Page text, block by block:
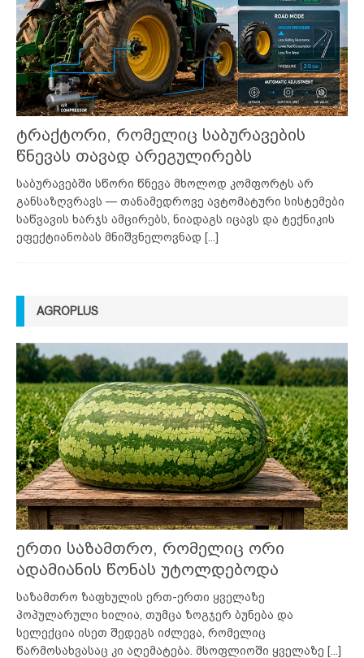
ტრაქტორი, რომელიც საბურავების
წნევას თავად არეგულირებს
საბურავებში სწორი წნევა მხოლოდ კომფორტს არ
განსაზღვრავს — თანამედროვე ავტომატური სისტემები
საწვავის ხარჯს ამცირებს, ნიადაგს იცავს და ტექნიკის
ეფექტიანობას მნიშვნელოვნად [...]
AGROPLUS
ერთი საზამთრო, რომელიც ორი
ადამიანის წონას უტოლდებოდა
საზამთრო ზაფხულის ერთ-ერთი ყველაზე
პოპულარული ხილია, თუმცა ზოგჯერ ბუნება და
სელექცია ისეთ შედეგს იძლევა, რომელიც
წარმოსახვასაც კი აღემატება. მსოფლიოში ყველაზე [...]